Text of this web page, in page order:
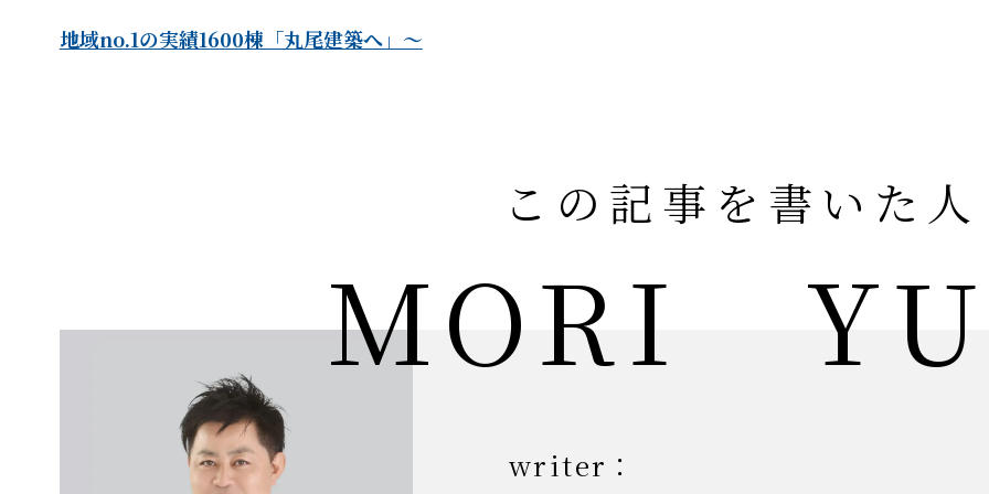
地域no.1の実績1600棟「丸尾建築へ」～
この記事を書いた人
MORI
writer：